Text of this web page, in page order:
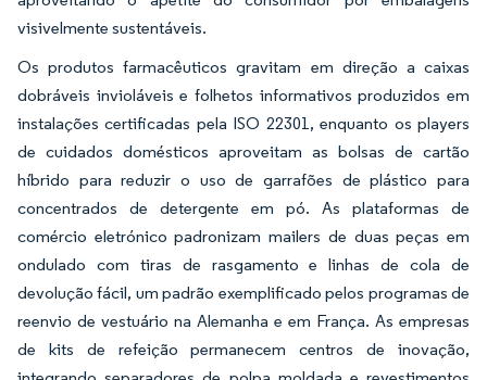
visivelmente sustentáveis.
Os produtos farmacêuticos gravitam em direção a caixas
dobráveis invioláveis e folhetos informativos produzidos em
instalações certificadas pela ISO 22301, enquanto os players
de cuidados domésticos aproveitam as bolsas de cartão
híbrido para reduzir o uso de garrafões de plástico para
concentrados de detergente em pó. As plataformas de
comércio eletrónico padronizam mailers de duas peças em
ondulado com tiras de rasgamento e linhas de cola de
devolução fácil, um padrão exemplificado pelos programas de
reenvio de vestuário na Alemanha e em França. As empresas
de kits de refeição permanecem centros de inovação,